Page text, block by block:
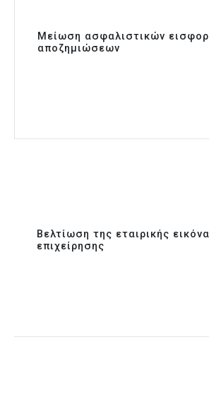
Μείωση ασφαλιστικών
αποζημιώσεων
Βελτίωση της εταιρικής
επιχείρησης